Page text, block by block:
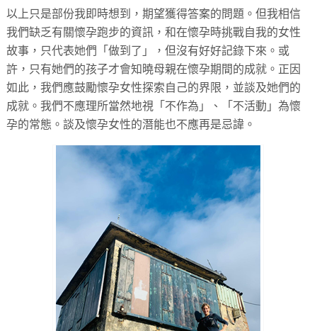
以上只是部份我即時想到，期望獲得答案的問題。但我相信
我們缺乏有關懷孕跑步的資訊，和在懷孕時挑戰自我的女性
故事，只代表她們「做到了」，但沒有好好記錄下來。或
許，只有她們的孩子才會知曉母親在懷孕期間的成就。正因
如此，我們應鼓勵懷孕女性探索自己的界限，並談及她們的
成就。我們不應理所當然地視「不作為」、「不活動」為懷
孕的常態。談及懷孕女性的潛能也不應再是忌諱。